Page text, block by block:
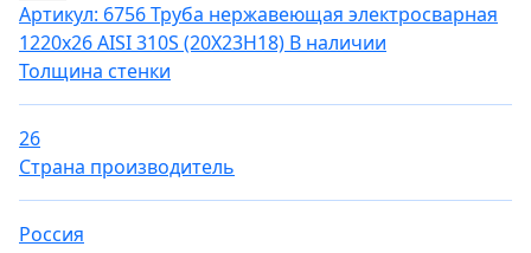
Артикул: 6756Труба нержавеющая электросварная
1220х26 AISI 310S (20Х23Н18) В наличии
Толщина стенки
26
Страна производитель
Россия